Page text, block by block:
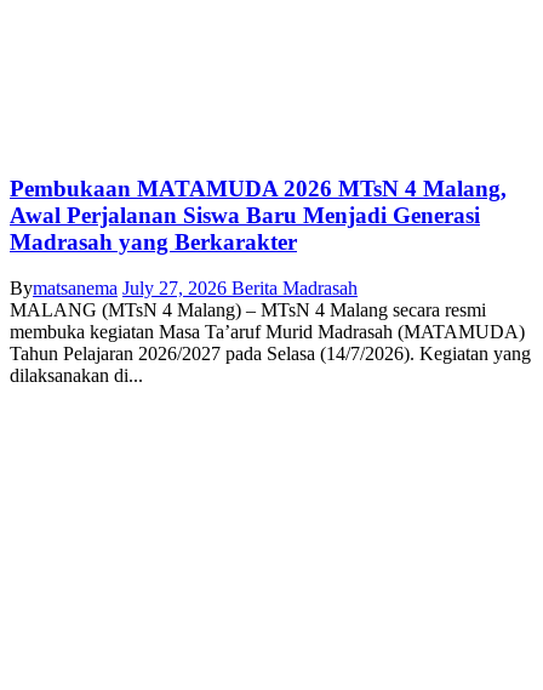
Pembukaan MATAMUDA 2026 MTsN 4 Malang,
Awal Perjalanan Siswa Baru Menjadi Generasi
Madrasah yang Berkarakter
Bymatsanema July 27, 2026 Berita Madrasah
MALANG (MTsN 4 Malang) – MTsN 4 Malang secara resmi
membuka kegiatan Masa Ta’aruf Murid Madrasah (MATAMUDA)
Tahun Pelajaran 2026/2027 pada Selasa (14/7/2026). Kegiatan yang
dilaksanakan di...